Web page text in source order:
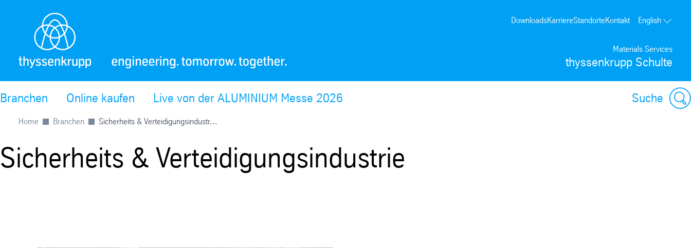
Materials Services
thyssenkrupp Schulte
DownloadsKarriereStandorteKontakt English
Branchen Online kaufen Live von der ALUMINIUM Messe 2026 Suche
Home Branchen Sicherheits & Verteidigungsindustr...
Sicherheits & Verteidigungsindustrie